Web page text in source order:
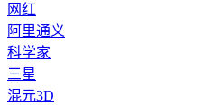
网红
阿里通义
科学家
三星
混元3D